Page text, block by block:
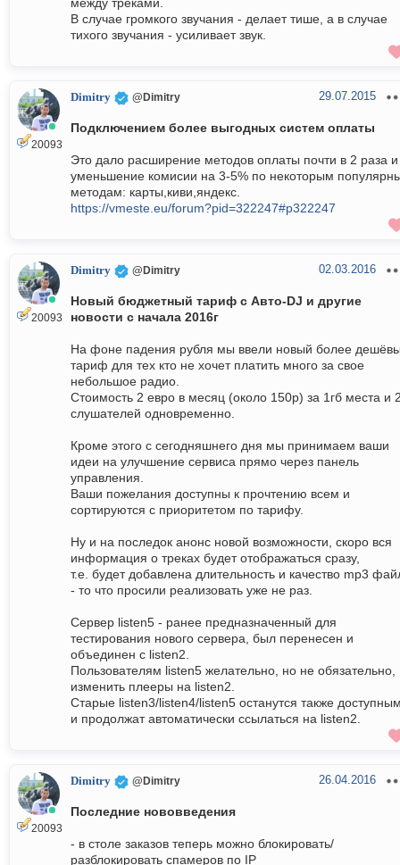
В случае громкого звучания - делает тише, а в случае
тихого звучания - усиливает звук.
20093
Dimitry @Dimitry 29.07.2015
Подключением более выгодных систем оплаты
Это дало расширение методов оплаты почти в 2 раза и
уменьшение комисии на 3-5% по некоторым
методам: карты,киви,яндекс.
https://vmeste.eu/forum?pid=322247#p322247
20093
Dimitry @Dimitry 02.03.2016
Новый бюджетный тариф с Авто-DJ и другие
новости с начала 2016г
На фоне падения рубля мы ввели новый более
тариф для тех кто не хочет платить много за свое
небольшое радио.
Стоимость 2 евро в месяц (около 150р) за 1гб места и
слушателей одновременно.
Кроме этого с сегодняшнего дня мы принимаем ваши
идеи на улучшение сервиса прямо через панель
управления.
Ваши пожелания доступны к прочтению всем и
сортируются с приоритетом по тарифу.
Ну и на последок анонс новой возможности, скоро вся
информация о треках будет отображаться сразу,
т.е. будет добавлена длительность и качество mp3
- то что просили реализовать уже не раз.
Сервер listen5 - ранее предназначенный для
тестирования нового сервера, был перенесен и
объединен с listen2.
Пользователям listen5 желательно, но не обязательно,
изменить плееры на listen2.
Старые listen3/listen4/listen5 останутся также
и продолжат автоматически ссылаться на listen2.
20093
Dimitry @Dimitry 26.04.2016
Последние нововведения
- в столе заказов теперь можно блокировать/
разблокировать спамеров по IP